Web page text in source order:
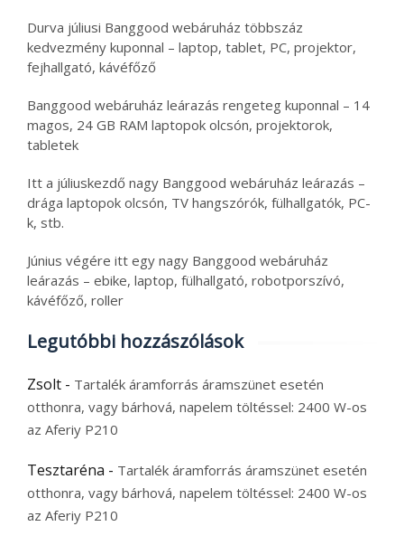
Durva júliusi Banggood webáruház többszáz
kedvezmény kuponnal – laptop, tablet, PC, projektor,
fejhallgató, kávéfőző
Banggood webáruház leárazás rengeteg kuponnal – 14
magos, 24 GB RAM laptopok olcsón, projektorok,
tabletek
Itt a júliuskezdő nagy Banggood webáruház leárazás –
drága laptopok olcsón, TV hangszórók, fülhallgatók, PC-
k, stb.
Június végére itt egy nagy Banggood webáruház
leárazás – ebike, laptop, fülhallgató, robotporszívó,
kávéfőző, roller
Legutóbbi hozzászólások
Zsolt - Tartalék áramforrás áramszünet esetén
otthonra, vagy bárhová, napelem töltéssel: 2400 W-os
az Aferiy P210
Tesztaréna - Tartalék áramforrás áramszünet esetén
otthonra, vagy bárhová, napelem töltéssel: 2400 W-os
az Aferiy P210